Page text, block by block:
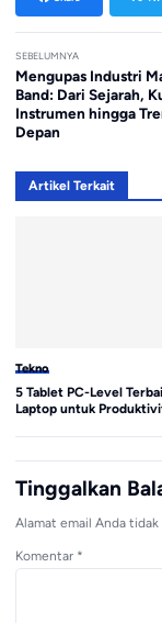
SEBELUMNYA
Mengupas Industri
Band: Dari Sejarah,
Instrumen hingga
Depan
Artikel Terkait
Tekno
5 Tablet PC-Level
Laptop untuk
Tinggalkan
Alamat email Anda tidak
Komentar *